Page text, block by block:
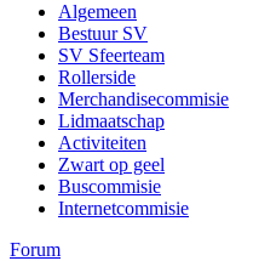
Algemeen
Bestuur SV
SV Sfeerteam
Rollerside
Merchandisecommisie
Lidmaatschap
Activiteiten
Zwart op geel
Buscommisie
Internetcommisie
Forum